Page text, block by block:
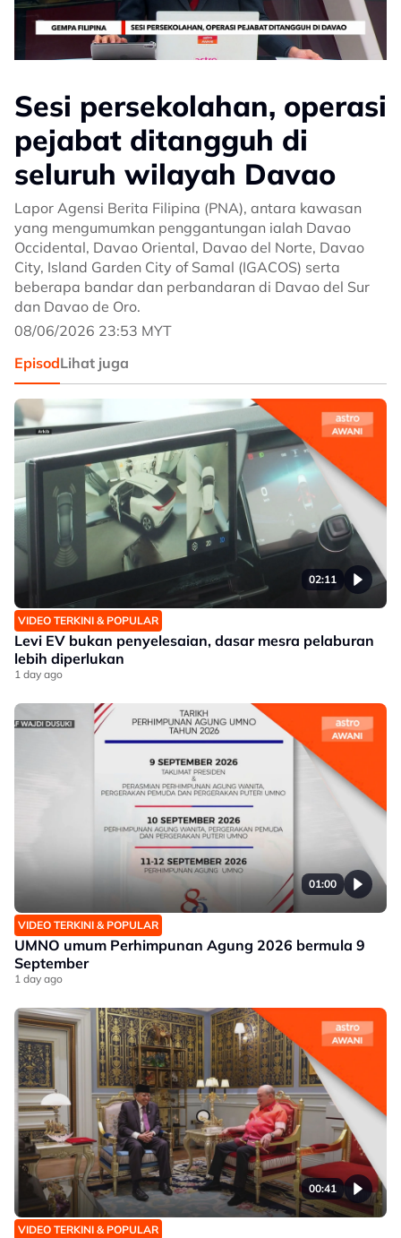
Sesi persekolahan, operasi
pejabat ditangguh di
seluruh wilayah Davao
Lapor Agensi Berita Filipina (PNA), antara kawasan
yang mengumumkan penggantungan ialah Davao
Occidental, Davao Oriental, Davao del Norte, Davao
City, Island Garden City of Samal (IGACOS) serta
beberapa bandar dan perbandaran di Davao del Sur
dan Davao de Oro.
08/06/2026 23:53 MYT
EpisodLihat juga
02:11
VIDEO TERKINI & POPULAR
Levi EV bukan penyelesaian, dasar mesra pelaburan
lebih diperlukan
1 day ago
01:00
VIDEO TERKINI & POPULAR
UMNO umum Perhimpunan Agung 2026 bermula 9
September
1 day ago
00:41
VIDEO TERKINI & POPULAR